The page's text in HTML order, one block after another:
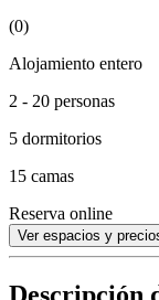
(0)
Alojamiento entero
2 - 20 personas
5 dormitorios
15 camas
Reserva online
Ver espacios y